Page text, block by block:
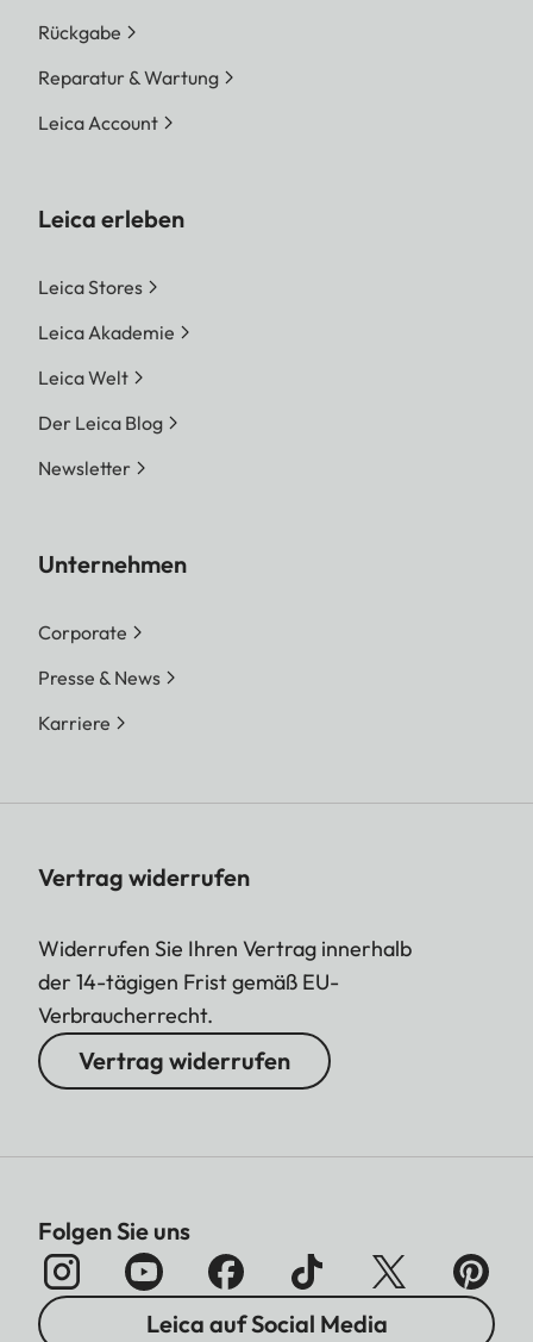
Rückgabe
Reparatur & Wartung
Leica Account
Leica erleben
Leica Stores
Leica Akademie
Leica Welt
Der Leica Blog
Newsletter
Unternehmen
Corporate
Presse & News
Karriere
Vertrag widerrufen
Widerrufen Sie Ihren Vertrag innerhalb
der 14-tägigen Frist gemäß EU-
Verbraucherrecht.
Vertrag widerrufen
Folgen Sie uns
Leica auf Social Media